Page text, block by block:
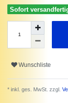
Sofort
Wunschliste
* inkl. ges. MwSt. zzgl.